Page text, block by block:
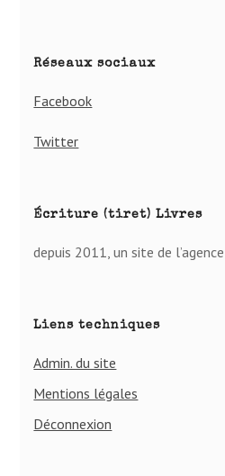
Réseaux sociaux
Facebook
Twitter
Écriture (tiret) Livres
depuis 2011, un site de l’agence
Liens techniques
Admin. du site
Mentions légales
Déconnexion